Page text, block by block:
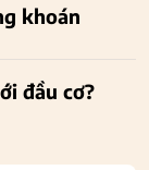
khoán
đầu cơ?